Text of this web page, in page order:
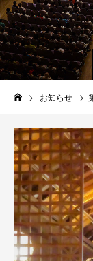
お知らせ